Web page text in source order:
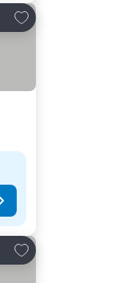
Lisää suosikkeihin
Lisää suosikkeihin